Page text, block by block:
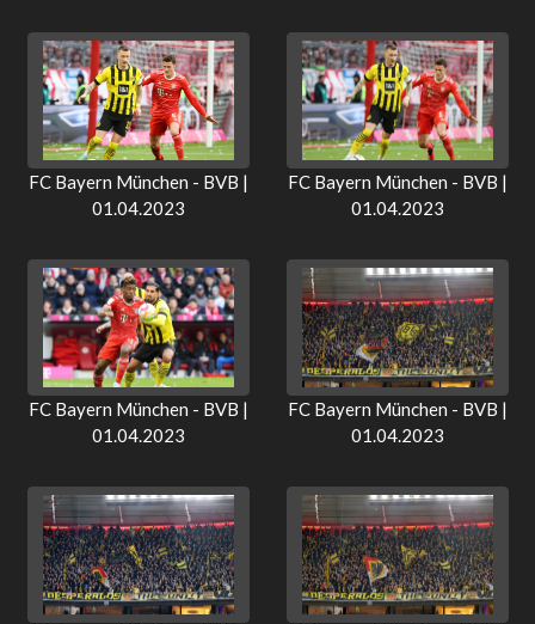
FC Bayern München - BVB |
01.04.2023
FC Bayern München - BVB |
01.04.2023
FC Bayern München - BVB |
01.04.2023
FC Bayern München - BVB |
01.04.2023